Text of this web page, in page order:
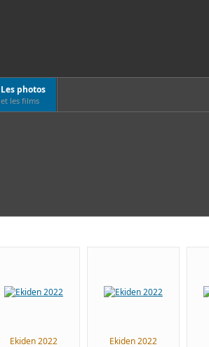
Les photos
et les films
Ekiden 2022 Ekiden 2022